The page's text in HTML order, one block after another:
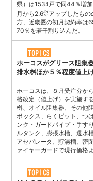
県）は1534戸で同44％増
月から2.6㌽アップしたも
方、近畿圏の初月契約率は
70％を若干割り込んだ。
ホーコスがグリース阻集器
排水桝ほか５％程度値上
ホーコスは、８月受注分か
格改定（値上げ）を実施す
桝、オイル阻集器、その他
ボックス、らくピット、つ
ンク・ガードパイプ・手す
ルタンク、膨張水槽、還水
アセパレータ、貯湯槽、密
ァイヤーガードで現行価格